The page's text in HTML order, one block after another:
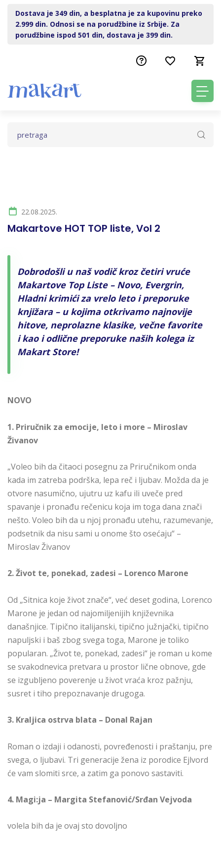
Dostava je 349 din, a besplatna je za kupovinu preko
2.999 din. Odnosi se na porudžbine iz Srbije. Za
porudžbine ispod 501 din, dostava je 399 din.
22.08.2025.
Makartove HOT TOP liste, Vol 2
Dobrodošli u naš vodič kroz četiri vruće
Makartove Top Liste – Novo, Evergrin,
Hladni krimići za vrelo leto i preporuke
knjižara – u kojima otkrivamo najnovije
hitove, neprolazne klasike, večne favorite
i kao i odlične preporuke naših kolega iz
Makart Store!
NOVO
1. Priručnik za emocije, leto i more – Miroslav
Živanov
„Voleo bih da čitaoci posegnu za Priručnikom onda
kada im zatreba podrška, lepa reč i ljubav. Možda da je
otvore nasumično, ujutru uz kafu ili uveče pred
spavanje i pronađu rečenicu koja im toga dana znači
nešto. Voleo bih da u njoj pronađu utehu, razumevanje,
podsetnik da nisu sami u onome što osećaju“ –
Miroslav Živanov
2. Život te, ponekad, zadesi – Lorenco Marone
Od „Sitnica koje život znače“, već deset godina, Lorenco
Marone je jedan od najomiljenijih književnika
današnjice. Tipično italijanski, tipično južnjački, tipično
napuljski i baš zbog svega toga, Marone je toliko
popularan. „Život te, ponekad, zadesi“ je roman u kome
se svakodnevica pretvara u prostor lične obnove, gde
se izgubljeno poverenje u život vraća kroz pažnju,
susret i tiho prepoznavanje drugoga.
3. Kraljica ostrva blata – Donal Rajan
Roman o izdaji i odanosti, povređenosti i praštanju, pre
svega, o ljubavi. Tri generacije žena iz porodice Ejlvord
će vam slomiti srce, a zatim ga ponovo sastaviti.
4. Magi:ja – Margita Stefanović/Srđan Vejvoda
volela bih da je ovaj sto dovoljno